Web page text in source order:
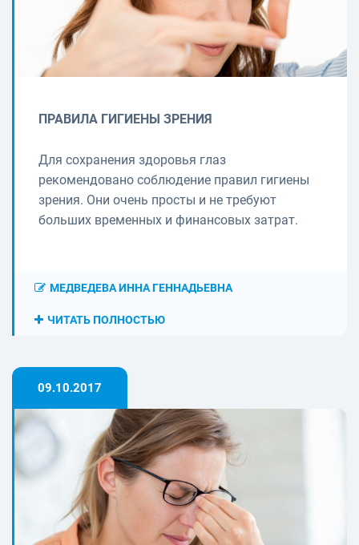
ПРАВИЛА ГИГИЕНЫ ЗРЕНИЯ
Для сохранения здоровья глаз
рекомендовано соблюдение правил гигиены
зрения. Они очень просты и не требуют
больших временных и финансовых затрат.
МЕДВЕДЕВА ИННА ГЕННАДЬЕВНА
ЧИТАТЬ ПОЛНОСТЬЮ
09.10.2017